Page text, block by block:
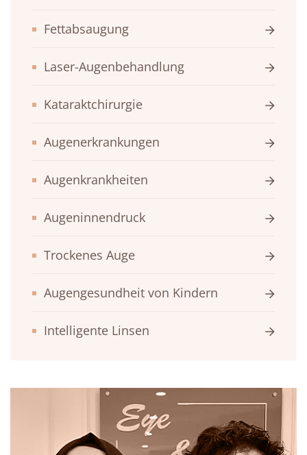
Fettabsaugung
Laser-Augenbehandlung
Kataraktchirurgie
Augenerkrankungen
Augenkrankheiten
Augeninnendruck
Trockenes Auge
Augengesundheit von Kindern
Intelligente Linsen